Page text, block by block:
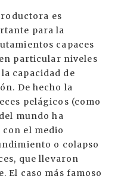
es
para la
capaces
particular niveles
capacidad de
De hecho la
pelágicos (como
mundo ha
el medio
o colapso
que llevaron
El caso más famoso